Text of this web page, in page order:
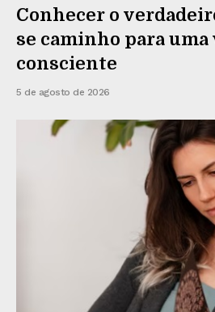
Conhecer o
se caminho para uma
consciente
5 de agosto de 2026